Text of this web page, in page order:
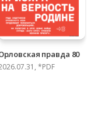
правда 80
*PDF